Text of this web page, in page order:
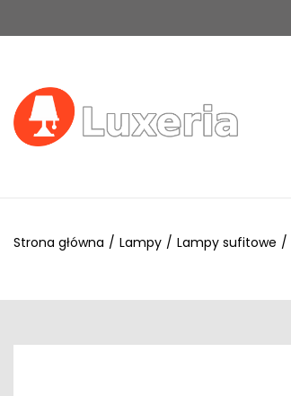
Strona główna / Lampy / Lampy sufitowe /